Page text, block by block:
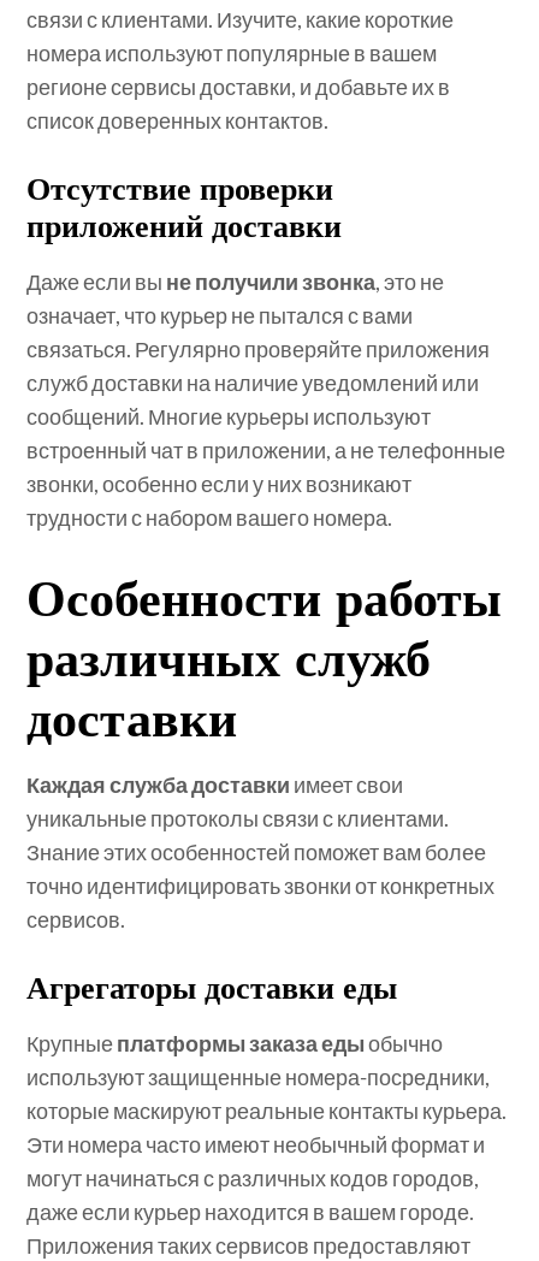
связи с клиентами. Изучите, какие короткие
номера используют популярные в вашем
регионе сервисы доставки, и добавьте их в
список доверенных контактов.
Отсутствие проверки
приложений доставки
Даже если вы не получили звонка, это не
означает, что курьер не пытался с вами
связаться. Регулярно проверяйте приложения
служб доставки на наличие уведомлений или
сообщений. Многие курьеры используют
встроенный чат в приложении, а не телефонные
звонки, особенно если у них возникают
трудности с набором вашего номера.
Особенности работы
различных служб
доставки
Каждая служба доставки имеет свои
уникальные протоколы связи с клиентами.
Знание этих особенностей поможет вам более
точно идентифицировать звонки от конкретных
сервисов.
Агрегаторы доставки еды
Крупныеплатформы заказа едыобычно
используют защищенные номера-посредники,
которые маскируют реальные контакты курьера.
Эти номера часто имеют необычный формат и
могут начинаться с различных кодов городов,
даже если курьер находится в вашем городе.
Приложения таких сервисов предоставляют